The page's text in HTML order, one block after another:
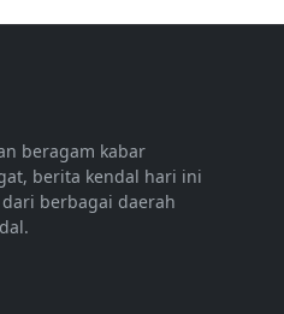
beragam kabar
berita kendal hari ini
berbagai daerah